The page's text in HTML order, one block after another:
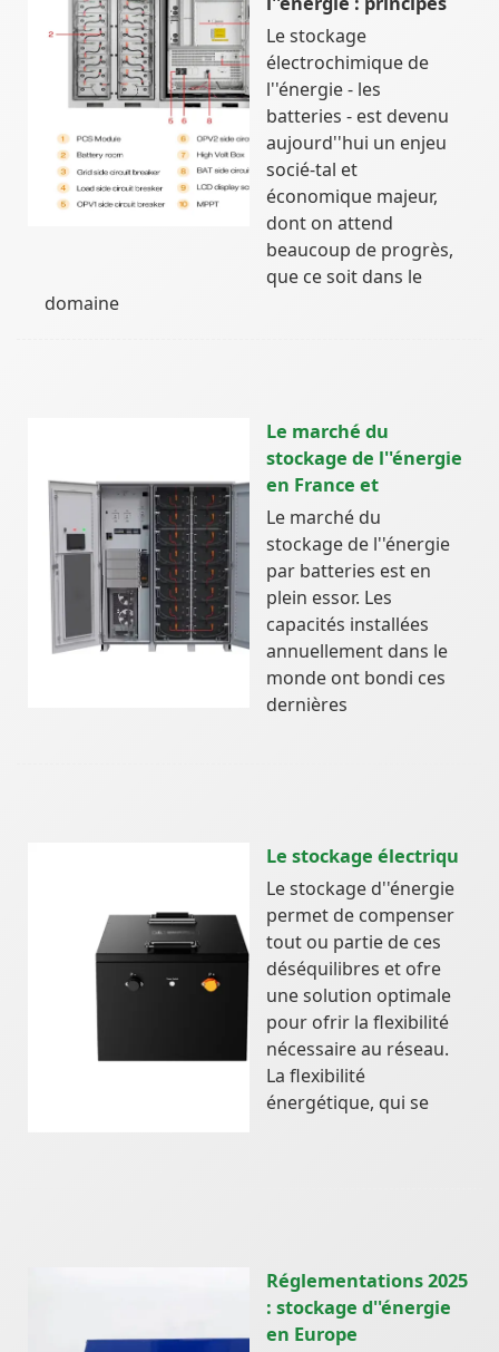
Le stockage
électrochimique de
l''énergie - les
batteries - est devenu
aujourd''hui un enjeu
socié-tal et
économique majeur,
dont on attend
beaucoup de progrès,
que ce soit dans le
domaine
Le marché du
stockage de l''énergie
en France et
Le marché du
stockage de l''énergie
par batteries est en
plein essor. Les
capacités installées
annuellement dans le
monde ont bondi ces
dernières
Le stockage électriqu
Le stockage d''énergie
permet de compenser
tout ou partie de ces
déséquilibres et ofre
une solution optimale
pour ofrir la flexibilité
nécessaire au réseau.
La flexibilité
énergétique, qui se
Réglementations 2025
: stockage d''énergie
en Europe